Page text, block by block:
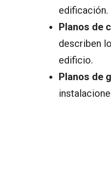
edificación.
Planos de
describen
edificio.
Planos de